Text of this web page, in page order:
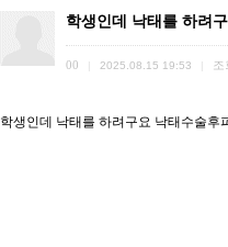
학생인데 낙태를 하려
00 2025.08.15 19:53 조
학생인데 낙태를 하려구요 낙태수술